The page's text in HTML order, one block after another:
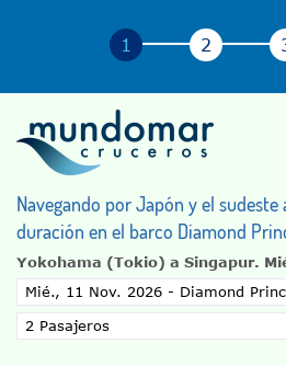
Navegando por Japón y el
duración en el barco Diamond
Yokohama (Tokio) a Singapur.